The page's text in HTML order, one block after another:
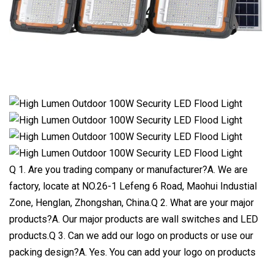
Q 1. Are you trading company or manufacturer?A. We are
factory, locate at NO.26-1 Lefeng 6 Road, Maohui Industial
Zone, Henglan, Zhongshan, China.Q 2. What are your major
products?A. Our major products are wall switches and LED
products.Q 3. Can we add our logo on products or use our
packing design?A. Yes. You can add your logo on products